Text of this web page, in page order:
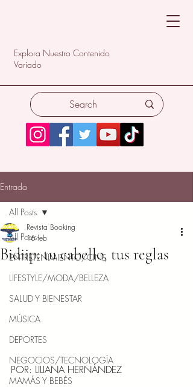
Explora Nuestro Contenido
Variado
Entrada
All Posts
ENTRETENIMIENTO/CINE
LIFESTYLE/MODA/BELLEZA
SALUD Y BIENESTAR
MÚSICA
DEPORTES
NEGOCIOS/TECNOLOGÍA
MAMÁS Y BEBÉS
All Posts
Bidiip: tu cabello, tus reglas
Revista Booking
16 feb
POR: LILIANA HERNÁNDEZ